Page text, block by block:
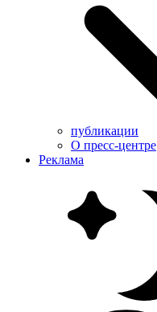
публикации
О пресс-центре
Реклама